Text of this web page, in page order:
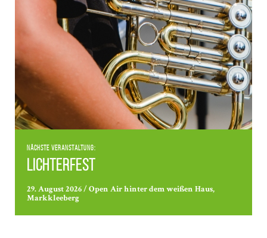
Nächste Veranstaltung:
Lichterfest
29. August 2026 / Open Air hinter dem weißen Haus,
Markkleeberg